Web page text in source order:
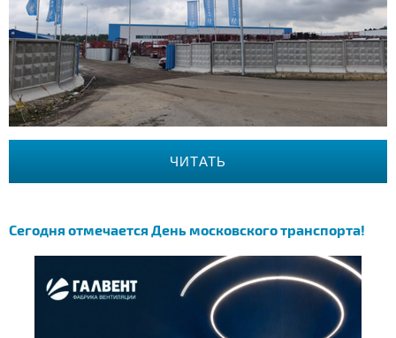
ЧИТАТЬ
Сегодня отмечается День московского транспорта!